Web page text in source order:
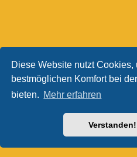
Diese Website nutzt Cookies,
bestmöglichen Komfort bei
bieten. Mehr erfahren
Verstanden!